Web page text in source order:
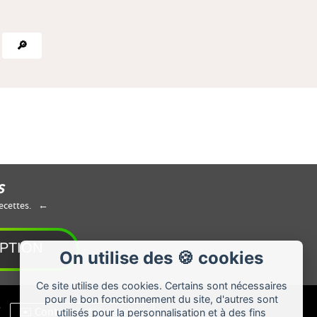
🔎
On utilise des 🍪 cookies
Ce site utilise des cookies. Certains sont nécessaires
pour le bon fonctionnement du site, d'autres sont
utilisés pour la personnalisation et à des fins
✉️ Contacter chrisrecettes